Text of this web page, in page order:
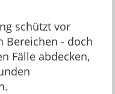
schützt vor
Bereichen - doch
Fälle abdecken,